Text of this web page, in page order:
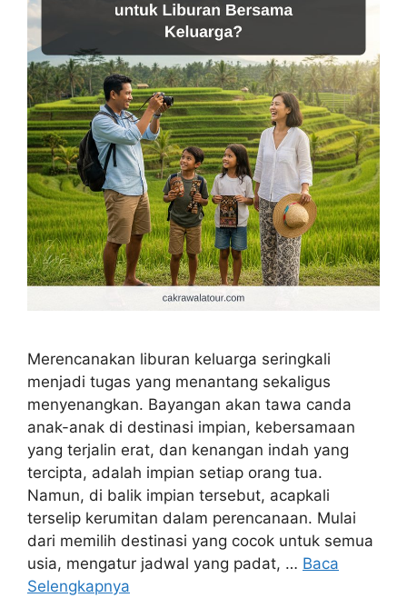
Merencanakan liburan keluarga seringkali
menjadi tugas yang menantang sekaligus
menyenangkan. Bayangan akan tawa canda
anak-anak di destinasi impian, kebersamaan
yang terjalin erat, dan kenangan indah yang
tercipta, adalah impian setiap orang tua.
Namun, di balik impian tersebut, acapkali
terselip kerumitan dalam perencanaan. Mulai
dari memilih destinasi yang cocok untuk semua
usia, mengatur jadwal yang padat, … Baca
Selengkapnya